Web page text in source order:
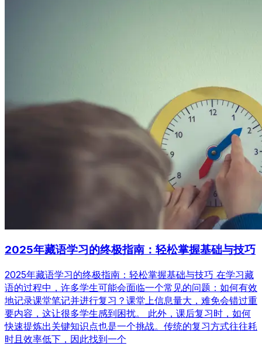
2025年藏语学习的终极指南：轻松掌握基础与技巧
2025年藏语学习的终极指南：轻松掌握基础与技巧 在学习藏
语的过程中，许多学生可能会面临一个常见的问题：如何有效
地记录课堂笔记并进行复习？课堂上信息量大，难免会错过重
要内容，这让很多学生感到困扰。 此外，课后复习时，如何
快速提炼出关键知识点也是一个挑战。传统的复习方式往往耗
时且效率低下，因此找到一个